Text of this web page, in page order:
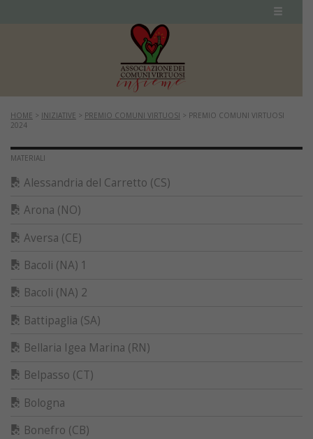
HOME > INIZIATIVE > PREMIO COMUNI VIRTUOSI > PREMIO COMUNI VIRTUOSI
2024
MATERIALI
Alessandria del Carretto (CS)
Arona (NO)
Aversa (CE)
Bacoli (NA) 1
Bacoli (NA) 2
Battipaglia (SA)
Bellaria Igea Marina (RN)
Belpasso (CT)
Bologna
Bonefro (CB)